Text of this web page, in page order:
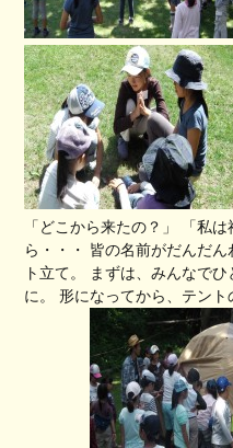
「どこから来たの？」 「私
ら・・・ 皆の名前がだんだ
ト立て。 まずは、みんなで
に。 形になってから、テン